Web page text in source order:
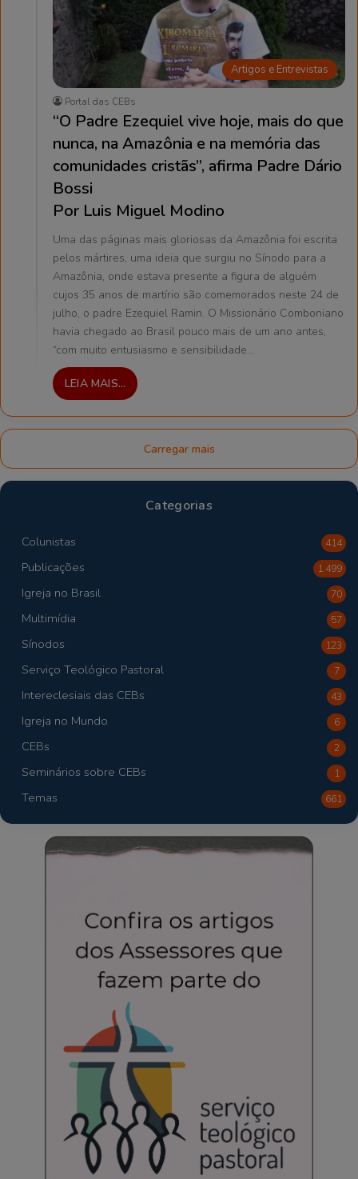
Artigos e Entrevistas
Portal das CEBs
“O Padre Ezequiel vive hoje, mais do que
nunca, na Amazônia e na memória das
comunidades cristãs”, afirma Padre Dário
Bossi
Por Luis Miguel Modino
Uma das páginas mais gloriosas da Amazônia foi escrita
pelos mártires, uma ideia que surgiu no Sínodo para a
Amazônia, onde estava presente a figura de alguém
cujos 35 anos de martírio são comemorados neste 24 de
julho, o padre Ezequiel Ramin. O Missionário Comboniano
havia chegado ao Brasil pouco mais de um ano antes,
“com muito entusiasmo e sensibilidade…
LEIA MAIS...
Carregar mais
Categorias
Colunistas 414
Publicações 1.499
Igreja no Brasil 70
Multimídia 57
Sínodos 123
Serviço Teológico Pastoral 7
Intereclesiais das CEBs 43
Igreja no Mundo 6
CEBs 2
Seminários sobre CEBs 1
Temas 661